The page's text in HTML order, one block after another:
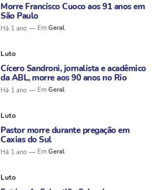
Morre Francisco Cuoco aos 91 anos em
São Paulo
Há 1 ano Geral
Luto
Cícero Sandroni, jornalista e acadêmico
da ABL, morre aos 90 anos no Rio
Há 1 ano Geral
Luto
Pastor morre durante pregação em
Caxias do Sul
Há 1 ano Geral
Luto